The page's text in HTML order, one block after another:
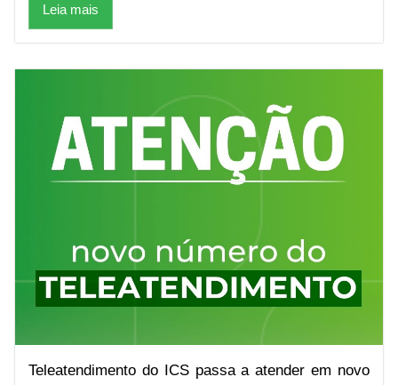
Leia mais
Teleatendimento do ICS passa a atender em novo